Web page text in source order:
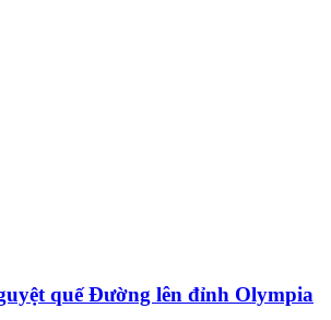
quế Đường lên đỉnh Olympia